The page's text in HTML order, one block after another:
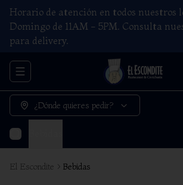
Horario de atención en todos nuestros
Domingo de 11AM - 5PM. Consulta
para delivery.
Abrir menu de navegación
¿Dónde quieres pedir?
El Escondite Bebidas